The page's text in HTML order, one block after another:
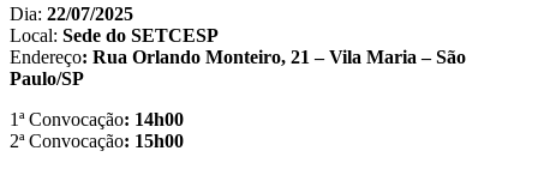
Dia: 22/07/2025
Local: Sede do SETCESP
Endereço: Rua Orlando Monteiro, 21 – Vila Maria – São
Paulo/SP
1ª Convocação: 14h00
2ª Convocação: 15h00